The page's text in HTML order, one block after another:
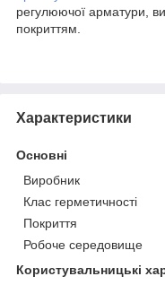
регулюючої арматури,
покриттям.
Характеристики
Основні
Виробник
Клас герметичності
Покриття
Робоче середовище
Користувальницькі